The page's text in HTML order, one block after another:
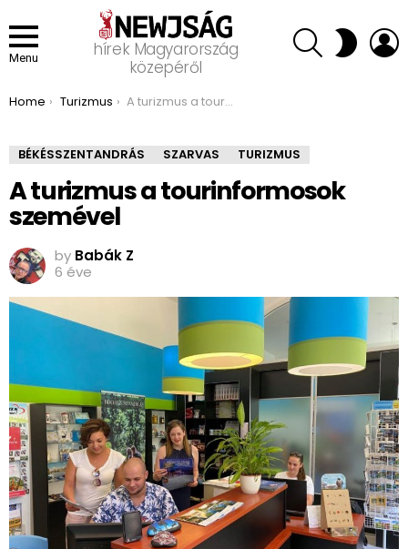
Menu
hírek Magyarország
közepéről
SEARCH SWITCH
SKIN
You are here:
Home Turizmus A turizmus a tourinformosok szemével
BÉKÉSSZENTANDRÁS SZARVAS TURIZMUS
A turizmus a tourinformosok
szemével
by Babák Z
6 éve